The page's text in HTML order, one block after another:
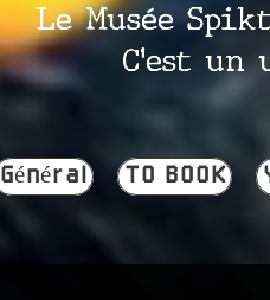
Le Musée
C’est
Général TO BOOK